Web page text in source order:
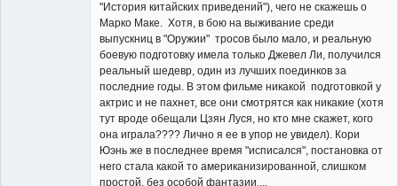
"История китайских приведений"), чего не скажешь о
Марко Маке. Хотя, в бою на выживание среди
выпускниц в "Оружии" тросов было мало, и реальную
боевую подготовку имела только Джевел Ли, получился
реальный шедевр, один из лучших поединков за
последние годы. В этом фильме никакой подготовкой у
актрис и не пахнет, все они смотрятся как никакие (хотя
тут вроде обещали Цзян Луся, но кто мне скажет, кого
она играла???? Лично я ее в упор не увидел). Кори
Юэнь же в последнее время "исписался", постановка от
него стала какой то американизированной, слишком
простой, без особой фантазии....